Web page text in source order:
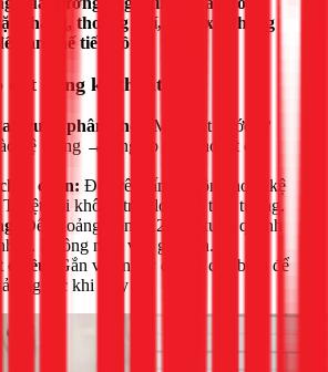
phẳng, thoáng khí, cách xa phòng
hạn chế tiếng ồn.
đặt đúng kỹ thuật
trước phân phối:
Máy hút nước từ
hệ thống → tăng áp đều cho tất cả
chắn: Đặt trên tấm bê tông hoặc kệ
Tuyệt đối không treo lơ lửng trên tường.
Để khoảng trống ≥20cm xung quanh
Không nhét vào góc kín.
Gắn van ngay đầu ra của bơm để
ngược khi máy tắt.